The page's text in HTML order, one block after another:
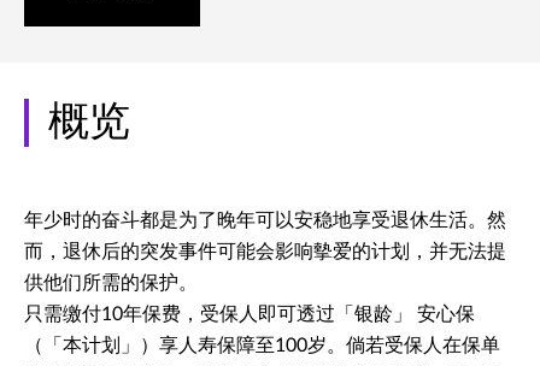
概览
年少时的奋斗都是为了晚年可以安稳地享受退休生活。然
而，退休后的突发事件可能会影响摰爱的计划，并无法提
供他们所需的保护。
只需缴付10年保费，受保人即可透过「银龄」 安心保
（「本计划」）享人寿保障至100岁。倘若受保人在保单